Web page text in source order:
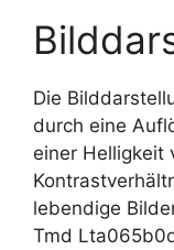
Die
durch eine
einer Helligkeit
lebendige
Tmd